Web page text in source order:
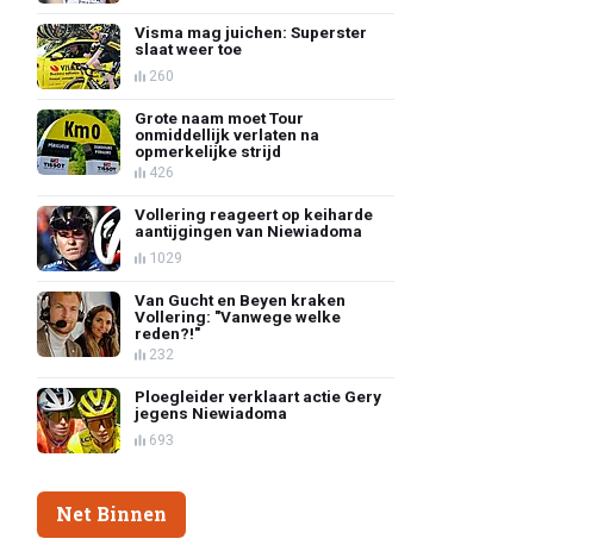
Visma mag juichen: Superster
slaat weer toe
260
Grote naam moet Tour
onmiddellijk verlaten na
opmerkelijke strijd
426
Vollering reageert op keiharde
aantijgingen van Niewiadoma
1029
Van Gucht en Beyen kraken
Vollering: "Vanwege welke
reden?!"
232
Ploegleider verklaart actie Gery
jegens Niewiadoma
693
Net Binnen